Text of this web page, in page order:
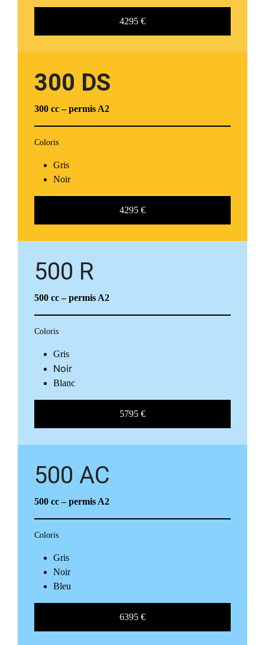
4295 €
300 DS
300 cc – permis A2
Coloris
Gris
Noir
4295 €
500 R
500 cc– permis A2
Coloris
Gris
Noir
Blanc
5795 €
500 AC
500 cc– permis A2
Coloris
Gris
Noir
Bleu
6395 €